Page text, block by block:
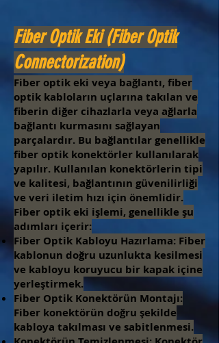
Fiber Optik Eki (Fiber Optik
Connectorization)
Fiber optik eki veya bağlantı, fiber
optik kabloların uçlarına takılan ve
fiberin diğer cihazlarla veya ağlarla
bağlantı kurmasını sağlayan
parçalardır. Bu bağlantılar genellikle
fiber optik konektörler kullanılarak
yapılır. Kullanılan konektörlerin tipi
ve kalitesi, bağlantının güvenilirliği
ve veri iletim hızı için önemlidir.
Fiber optik eki işlemi, genellikle şu
adımları içerir:
Fiber Optik Kabloyu Hazırlama: Fiber
kablonun doğru uzunlukta kesilmesi
ve kabloyu koruyucu bir kapak içine
yerleştirmek.
Fiber Optik Konektörün Montajı:
Fiber konektörün doğru şekilde
kabloya takılması ve sabitlenmesi.